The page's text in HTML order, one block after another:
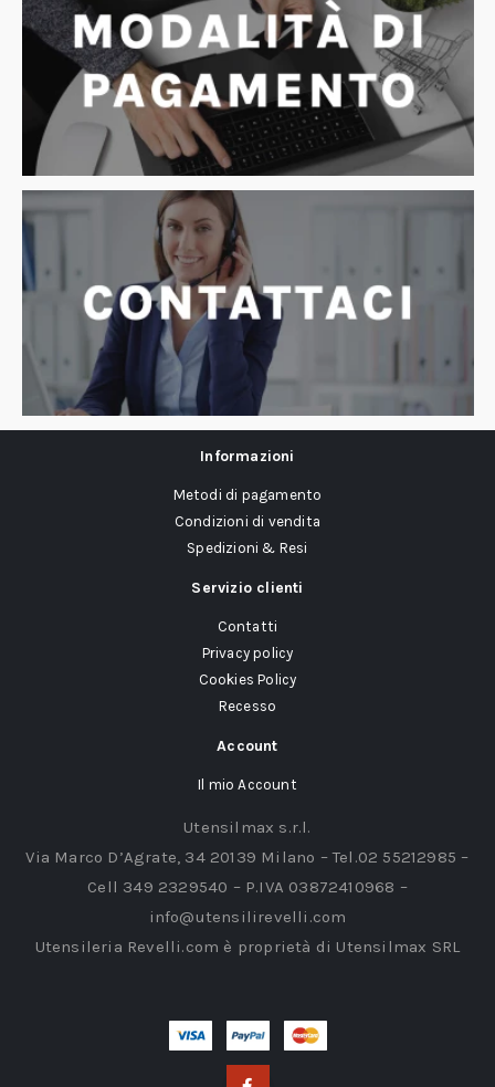
Informazioni
Metodi di pagamento
Condizioni di vendita
Spedizioni & Resi
Servizio clienti
Contatti
Privacy policy
Cookies Policy
Recesso
Account
Il mio Account
Utensilmax s.r.l.
Via Marco D’Agrate, 34 20139 Milano – Tel.02 55212985 –
Cell 349 2329540 – P.IVA 03872410968 –
info@utensilirevelli.com
Utensileria Revelli.com è proprietà di Utensilmax SRL